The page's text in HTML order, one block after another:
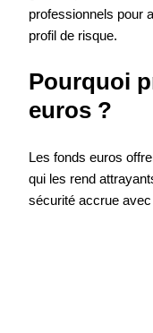
professionnels pour
profil de risque.
Pourquoi
euros ?
Les fonds euros
qui les rend
sécurité accrue